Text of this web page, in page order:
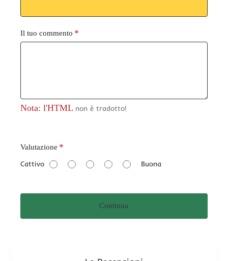
Il tuo commento
Nota: l'HTML non è tradotto!
V
l
t
z
Valutazione
Cattivo Buona
Continua